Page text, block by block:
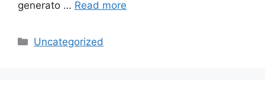
generato … Read more
Categories
Uncategorized